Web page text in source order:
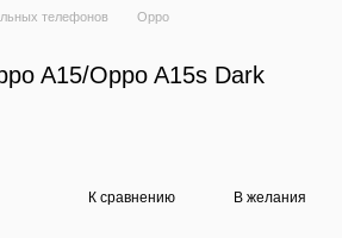
телефонов
Oppo
A15/Oppo A15s Dark
К сравнению В желания